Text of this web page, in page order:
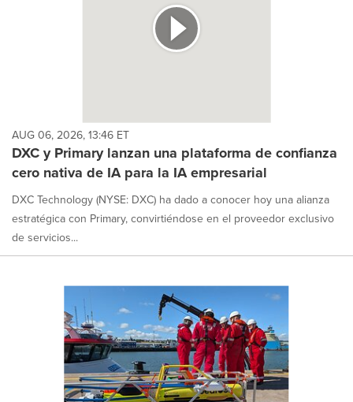
AUG 06, 2026, 13:46 ET
DXC y Primary lanzan una plataforma de confianza
cero nativa de IA para la IA empresarial
DXC Technology (NYSE: DXC) ha dado a conocer hoy una alianza
estratégica con Primary, convirtiéndose en el proveedor exclusivo
de servicios...